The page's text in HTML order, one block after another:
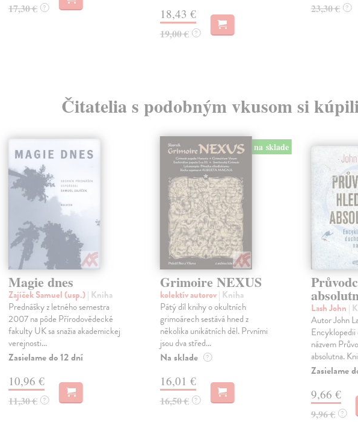
17,30 € ? 18,43 €
19,00 € ?
23,30 € ?
Čitatelia s podobným vkusom si
Magie dnes
Zajíček Samuel (usp.)| Kniha
Prednášky z letného semestra
2007 na pôde Přírodovědecké
fakulty UK sa snažia akademickej
verejnosti...
Zasielame do 12 dní
10,96 €
11,30 € ?
na sklade
Grimoire NEXUS
kolektív autorov| Kniha
Pátý díl knihy o okultních
grimoárech sestává hned z
několika unikátních děl. Prvními
jsou dva střed...
Na sklade ?
16,01 €
16,50 € ?
Lash John |
Autor John
Encyklopedii
názvem
absolutna.
Zasielame
9,66 €
9,96 € ?